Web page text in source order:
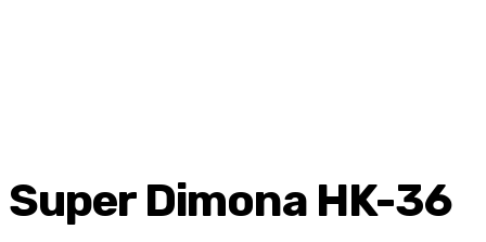
Super Dimona HK-36